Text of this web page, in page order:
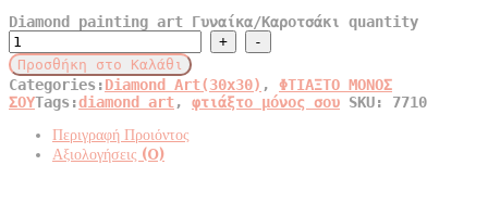
Diamond painting art Γυναίκα/Καροτσάκι quantity
Προσθήκη στο Καλάθι
Categories:Diamond Art(30x30) , ΦΤΙΑΞΤΟ ΜΟΝΟΣ
ΣΟΥTags:diamond art, φτιάξτο μόνος σου SKU: 7710
Περιγραφή Προιόντος
Αξιολογήσεις (0)